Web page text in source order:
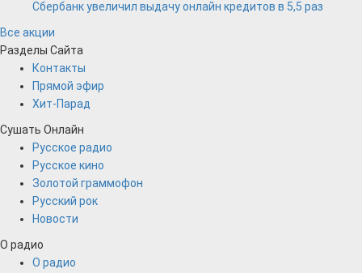
Сбербанк увеличил выдачу онлайн кредитов в 5,5 раз
Все акции
Разделы Сайта
Контакты
Прямой эфир
Хит-Парад
Сушать Онлайн
Русское радио
Русское кино
Золотой граммофон
Русский рок
Новости
О радио
О радио